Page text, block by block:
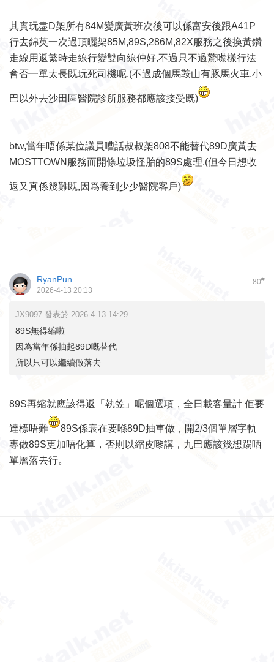
其實玩盡D架所有84M變廣黃班次後可以係富安後跟A41P
行去錦英一次過頂曬架85M,89S,286M,82X服務之後換黃鑽
走線用返繁時走線行變雙向線仲好,不過只不過驚噤樣行法
會否一單太長既玩死司機呢.(不過成個馬鞍山有豚馬火車,小
巴以外去沙田區醫院診所服務都應該接受既)
btw,當年唔係某位議員嘈話叔叔架808不能替代89D廣黃去
MOSTTOWN服務而開條垃圾怪胎的89S處理.(但今日想收
返又真係幾難既,因爲養到少少醫院客戶)
80#
RyanPun
2026-4-13 20:13
JX9097 發表於 2026-4-13 14:29
89S無得縮啦
因為當年係抽起89D嘅替代
所以只可以繼續做落去
89S再縮就應該得返「執笠」呢個選項，全日載客量計 佢要
達標唔難
89S係衰在要喺89D抽車做，開2/3個單層字軌
專做89S更加唔化算，否則以縮皮嚟講，九巴應該幾想踢哂
單層落去行。